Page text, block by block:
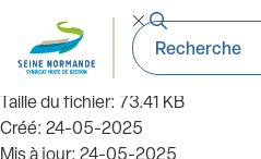
2022 03 07
deplacement elus
Taille du fichier: 73.41 KB
Créé: 24-05-2025